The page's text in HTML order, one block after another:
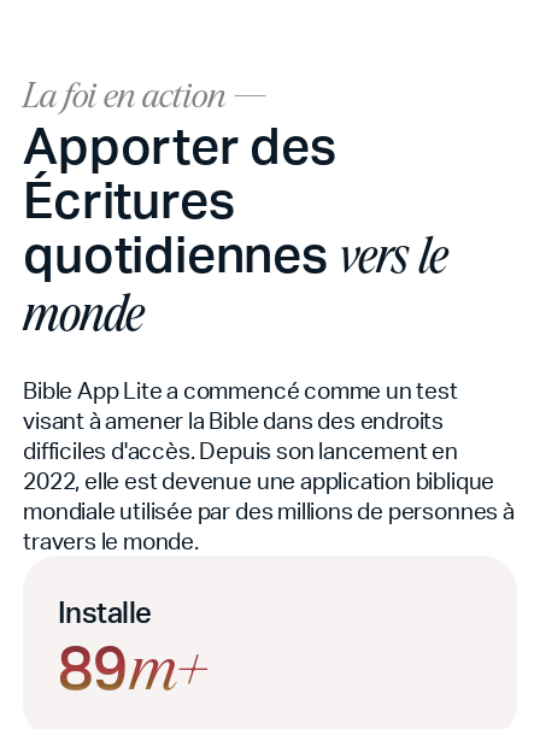
La foi en action ---
Apporter des
Écritures
quotidiennes vers le
monde
Bible App Lite a commencé comme un test
visant à amener la Bible dans des endroits
difficiles d'accès. Depuis son lancement en
2022, elle est devenue une application biblique
mondiale utilisée par des millions de personnes à
travers le monde.
Installe
89m+